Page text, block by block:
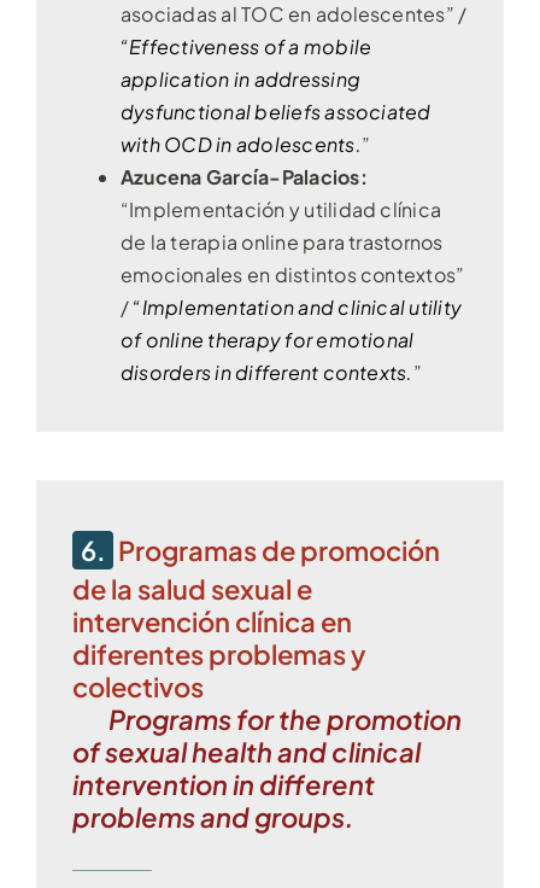
asociadas al TOC en adolescentes” /
“Effectiveness of a mobile
application in addressing
dysfunctional beliefs associated
with OCD in adolescents.”
Azucena García-Palacios:
“Implementación y utilidad clínica
de la terapia online para trastornos
emocionales en distintos contextos”
/“Implementation and clinical utility
of online therapy for emotional
disorders in different contexts.”
6. Programas de promoción
de la salud sexual e
intervención clínica en
diferentes problemas y
colectivos
Programs for the promotion
of sexual health and clinical
intervention in different
problems and groups.